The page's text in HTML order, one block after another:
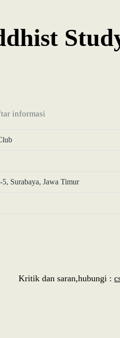
informasi
Surabaya, Jawa Timur
Kritik dan saran,hubungi :